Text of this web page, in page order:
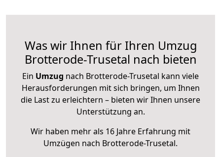
Was wir Ihnen für Ihren Umzug
Brotterode-Trusetal nach bieten
Ein Umzug nach Brotterode-Trusetal kann viele
Herausforderungen mit sich bringen, um Ihnen
die Last zu erleichtern – bieten wir Ihnen unsere
Unterstützung an.
Wir haben mehr als 16 Jahre Erfahrung mit
Umzügen nach Brotterode-Trusetal.